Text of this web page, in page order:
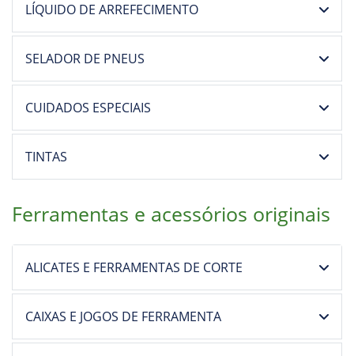
LÍQUIDO DE ARREFECIMENTO
SELADOR DE PNEUS
CUIDADOS ESPECIAIS
TINTAS
Ferramentas e acessórios originais
ALICATES E FERRAMENTAS DE CORTE
CAIXAS E JOGOS DE FERRAMENTA